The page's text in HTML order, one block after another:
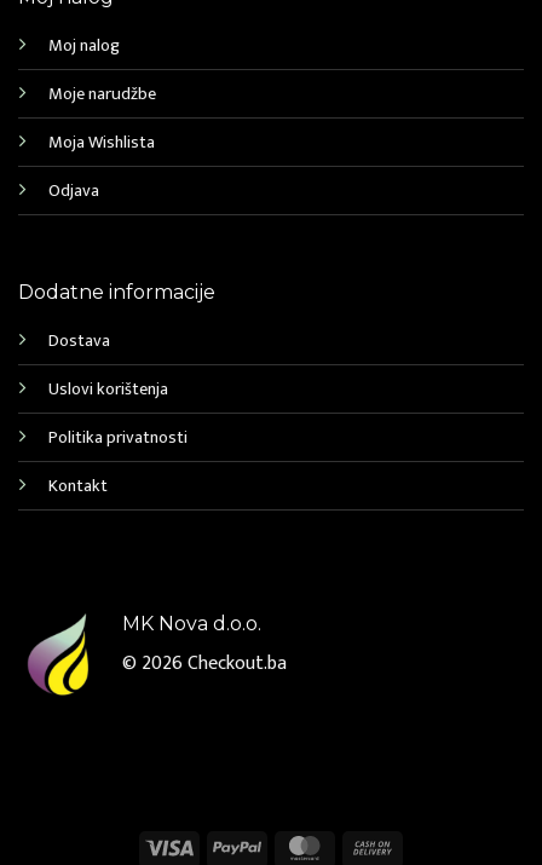
Moj nalog
Moje narudžbe
Moja Wishlista
Odjava
Dodatne informacije
Dostava
Uslovi korištenja
Politika privatnosti
Kontakt
MK Nova d.o.o.
© 2026Checkout.ba